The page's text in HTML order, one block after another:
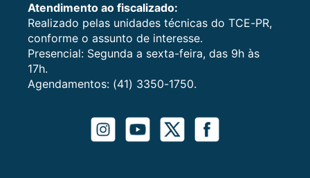
Atendimento ao fiscalizado:
Realizado pelas unidades técnicas do TCE-PR,
conforme o assunto de interesse.
Presencial: Segunda a sexta-feira, das 9h às
17h.
Agendamentos: (41) 3350-1750.